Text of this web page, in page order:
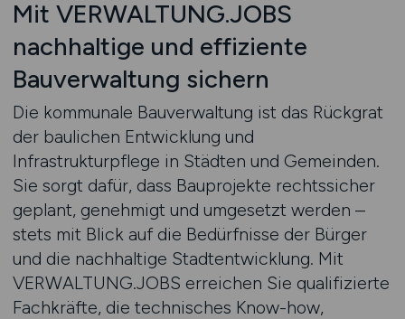
Mit VERWALTUNG.JOBS
nachhaltige und effiziente
Bauverwaltung sichern
Die kommunale Bauverwaltung ist das Rückgrat
der baulichen Entwicklung und
Infrastrukturpflege in Städten und Gemeinden.
Sie sorgt dafür, dass Bauprojekte rechtssicher
geplant, genehmigt und umgesetzt werden –
stets mit Blick auf die Bedürfnisse der Bürger
und die nachhaltige Stadtentwicklung. Mit
VERWALTUNG.JOBS erreichen Sie qualifizierte
Fachkräfte, die technisches Know-how,